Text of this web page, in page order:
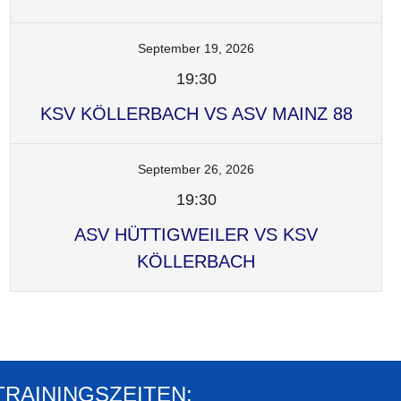
September 19, 2026
19:30
KSV KÖLLERBACH VS ASV MAINZ 88
September 26, 2026
19:30
ASV HÜTTIGWEILER VS KSV
KÖLLERBACH